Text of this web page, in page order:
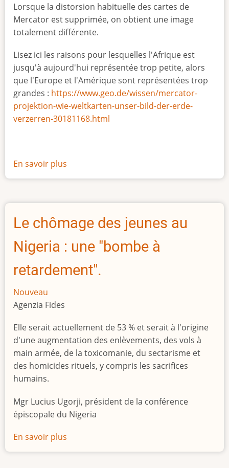
Lorsque la distorsion habituelle des cartes de
Mercator est supprimée, on obtient une image
totalement différente.
Lisez ici les raisons pour lesquelles l'Afrique est
jusqu'à aujourd'hui représentée trop petite, alors
que l'Europe et l'Amérique sont représentées trop
grandes : https://www.geo.de/wissen/mercator-
projektion-wie-weltkarten-unser-bild-der-erde-
verzerren-30181168.html
En savoir plus
La
taille
l'Afrique
Le chômage des jeunes au
Nigeria : une "bombe à
retardement".
Nouveau
Agenzia Fides
Elle serait actuellement de 53 % et serait à l'origine
d'une augmentation des enlèvements, des vols à
main armée, de la toxicomanie, du sectarisme et
des homicides rituels, y compris les sacrifices
humains.
Mgr Lucius Ugorji, président de la conférence
épiscopale du Nigeria
En savoir plus
Le